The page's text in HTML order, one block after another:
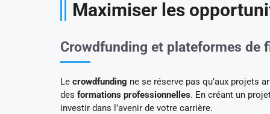
Maximiser les
Crowdfunding et plateformes de
Le crowdfunding ne se réserve pas qu’aux projets
des formations professionnelles. En créant un
investir dans l’avenir de votre carrière.